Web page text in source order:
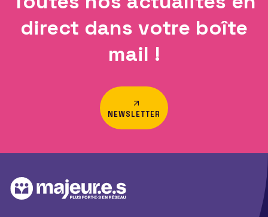
direct dans votre boîte
mail !
NEWSLETTER